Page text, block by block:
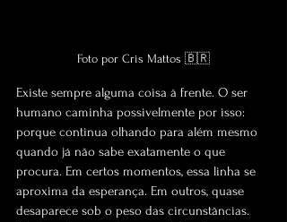
Foto por Cris Mattos 🇧🇷
Existe sempre alguma coisa à frente. O ser
humano caminha possivelmente por isso:
porque continua olhando para além mesmo
quando já não sabe exatamente o que
procura. Em certos momentos, essa linha se
aproxima da esperança. Em outros, quase
desaparece sob o peso das circunstâncias.